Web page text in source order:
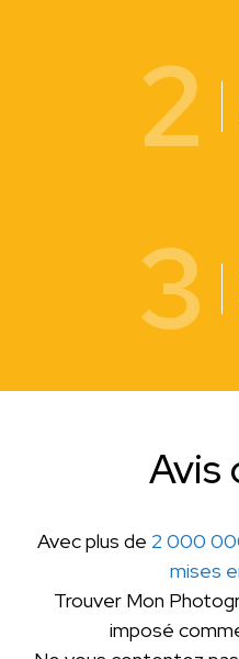
2
3
Avis
Avec plus de 2 000
mises
Trouver Mon
imposé